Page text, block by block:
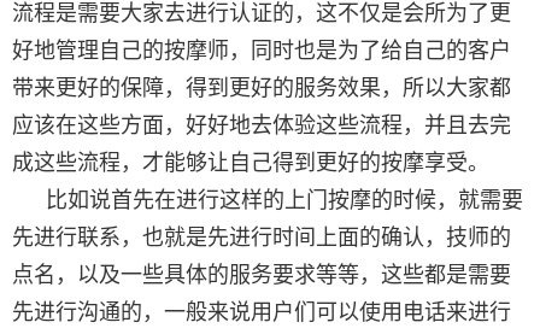
流程是需要大家去进行认证的，这不仅是会所为了更
好地管理自己的按摩师，同时也是为了给自己的客户
带来更好的保障，得到更好的服务效果，所以大家都
应该在这些方面，好好地去体验这些流程，并且去完
成这些流程，才能够让自己得到更好的按摩享受。
比如说首先在进行这样的上门按摩的时候，就需要
先进行联系，也就是先进行时间上面的确认，技师的
点名，以及一些具体的服务要求等等，这些都是需要
先进行沟通的，一般来说用户们可以使用电话来进行